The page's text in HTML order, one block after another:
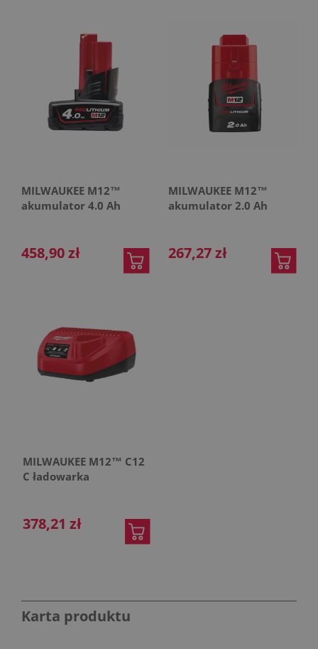
MILWAUKEE M12™
akumulator 4.0 Ah
458,90 zł
MILWAUKEE M12™
akumulator 2.0 Ah
267,27 zł
MILWAUKEE M12™ C12
C ładowarka
378,21 zł
Karta produktu